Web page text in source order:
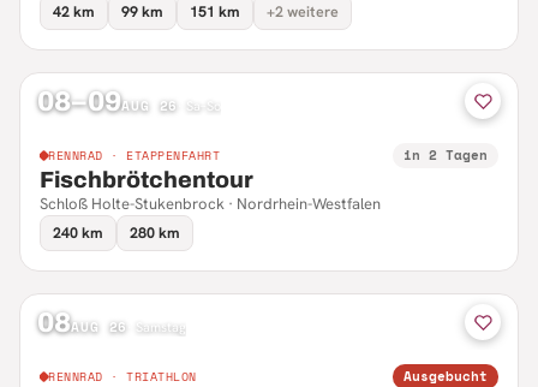
42 km
99 km 151 km +2 weitere
08–09AUG 26 Sa–So
RENNRAD · ETAPPENFAHRT in 2 Tagen
Fischbrötchentour
Schloß Holte-Stukenbrock · Nordrhein-Westfalen
240 km
280 km
08AUG 26 Samstag
RENNRAD · TRIATHLON Ausgebucht